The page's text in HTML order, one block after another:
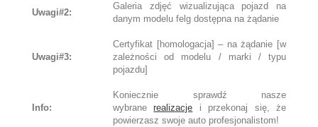
Uwagi#2:
Galeria zdjęć wizualizująca pojazd na
danym modelu felg dostępna na żądanie
Uwagi#3:
Certyfikat [homologacja] – na żądanie [w
zależności od modelu / marki / typu
pojazdu]
Info:
Koniecznie sprawdź nasze
wybranerealizacje i przekonaj się, że
powierzasz swoje auto profesjonalistom!